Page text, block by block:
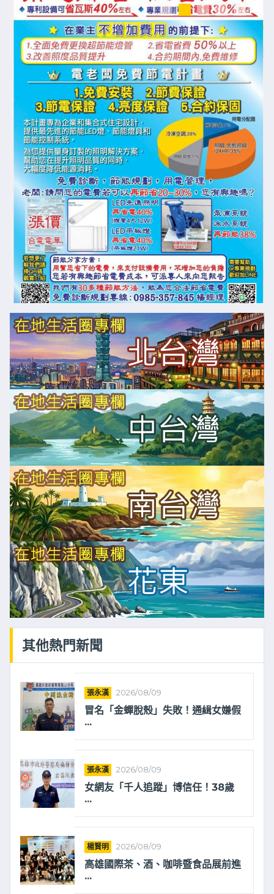
其他熱門新聞
張永漢 2026/08/09
冒名「金蟬脫殼」失敗！通緝女嫌假
...
張永漢 2026/08/09
女網友「千人追蹤」博信任！38歲
...
楊賢明 2026/08/09
高雄國際茶、酒、咖啡暨食品展前進
...